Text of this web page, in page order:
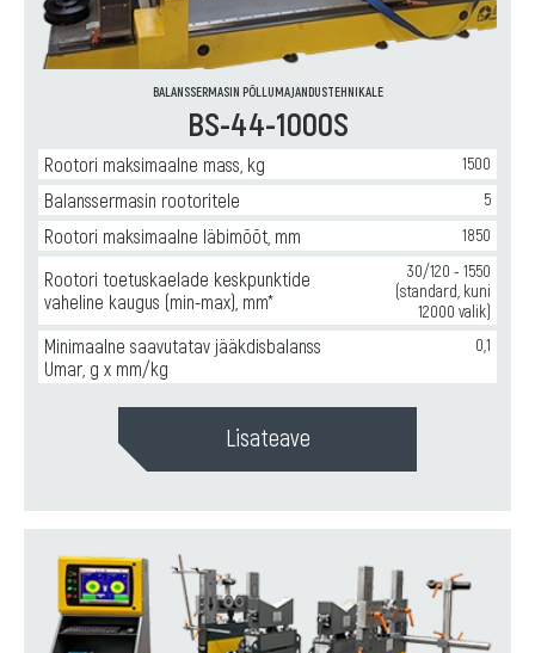
BALANSSERMASIN PÕLLUMAJANDUSTEHNIKALE
BS-44-1000S
Rootori maksimaalne mass, kg 1500
Balanssermasin rootoritele 5
Rootori maksimaalne läbimõõt, mm 1850
Rootori toetuskaelade keskpunktide
vaheline kaugus (min-max), mm*
30/120 - 1550
(standard, kuni
12000 valik)
Minimaalne saavutatav jääkdisbalanss
Umar, g x mm/kg
0,1
Lisateave